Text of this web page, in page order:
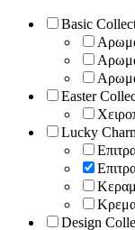
Basic
Easter
Lucky
Design